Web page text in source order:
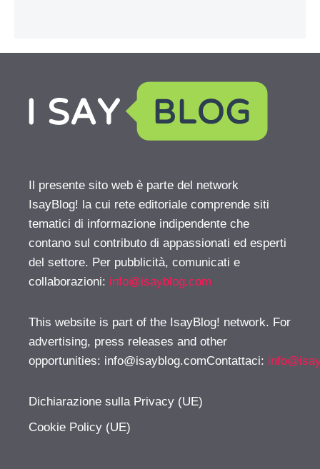
Il presente sito web è parte del network
IsayBlog! la cui rete editoriale comprende siti
tematici di informazione indipendente che
contano sul contributo di appassionati ed esperti
del settore. Per pubblicità, comunicati e
collaborazioni: info@isayblog.com
This website is part of the IsayBlog! network. For
advertising, press releases and other
opportunities: info@isayblog.comContattaci:
Dichiarazione sulla Privacy (UE)
Cookie Policy (UE)